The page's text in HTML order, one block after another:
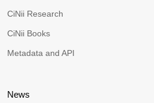
CiNii Research
CiNii Books
Metadata and API
News